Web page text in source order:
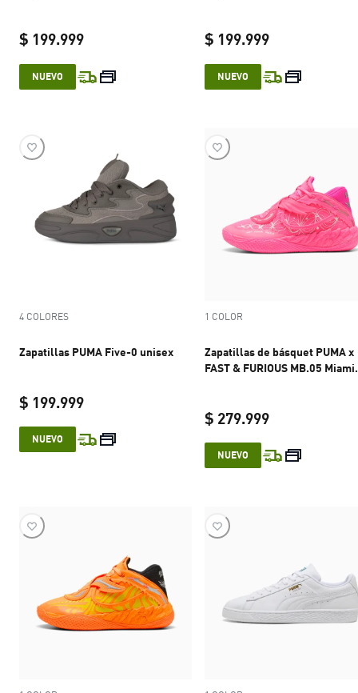
$ 199.999
current price $ 199.999
NUEVO
$ 199.999
current price $
NUEVO
4 COLORES
Zapatillas PUMA Five-0 unisex
$ 199.999
current price $ 199.999
NUEVO
1 COLOR
Zapatillas de básquet PUMA x
FAST & FURIOUS MB.05 Miami
$ 279.999
current price $
NUEVO